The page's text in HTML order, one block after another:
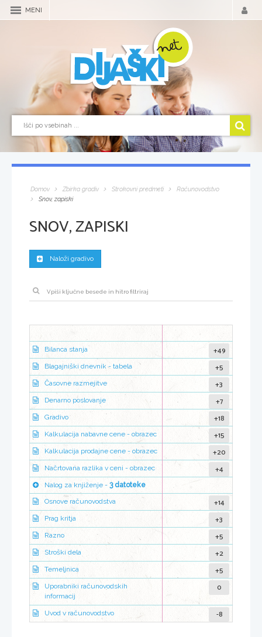
MENI
Domov Zbirka gradiv Strokovni predmeti
Računovodstvo
Snov, zapiski
SNOV, ZAPISKI
Naloži gradivo
Bilanca stanja +49
Blagajniški dnevnik - tabela +5
Časovne razmejitve +3
Denarno poslovanje +7
Gradivo +18
Kalkulacija nabavne cene - obrazec +15
Kalkulacija prodajne cene - obrazec +20
Načrtovana razlika v ceni - obrazec +4
Nalog za knjiženje - 3 datoteke
Osnove računovodstva
+14
Prag kritja +3
Razno +5
Stroški dela +2
Temeljnica +5
Uporabniki računovodskih
informacij
0
Uvod v računovodstvo -8